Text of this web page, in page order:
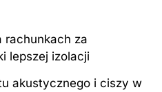
rachunkach za
lepszej izolacji
akustycznego i ciszy w